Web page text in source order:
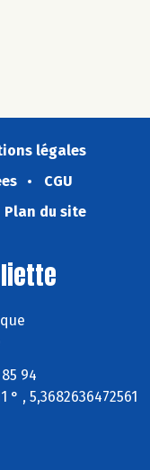
légales
CGU
Plan du site
94
° , 5,3682636472561